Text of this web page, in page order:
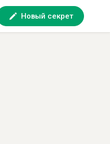
Новый секрет